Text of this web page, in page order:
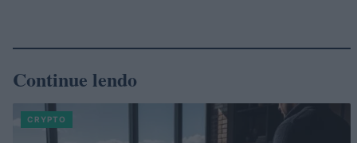
Continue lendo
CRYPTO